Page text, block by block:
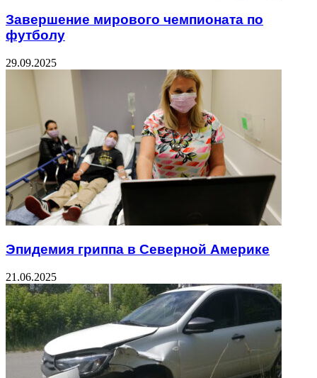
Завершение мирового чемпионата по
футболу
29.09.2025
Эпидемия гриппа в Северной Америке
21.06.2025